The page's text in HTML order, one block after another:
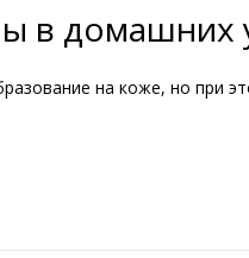
в домашних
на коже, но при